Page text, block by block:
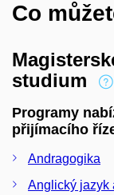
Co
studium
Programy
přijímacího
Andragogika
Anglický jazyk